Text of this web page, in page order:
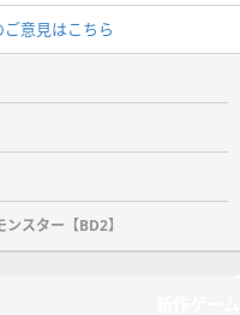
意見はこちら
スター【BD2】